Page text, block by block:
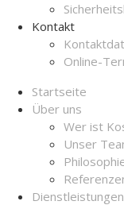
Kontakt
Online-
Startseite
Über uns
Wer ist
Unser
Dienstleistungen